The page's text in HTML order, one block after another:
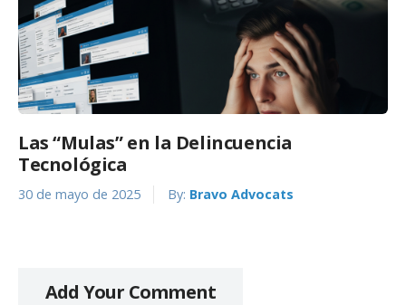
Las “Mulas” en la Delincuencia
Tecnológica
30 de mayo de 2025 By: Bravo Advocats
Add Your Comment